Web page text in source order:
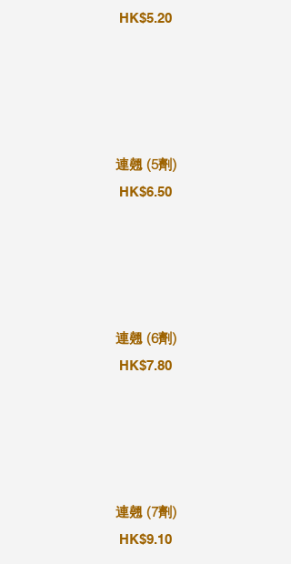
HK$5.20
連翹 (5劑)
HK$6.50
連翹 (6劑)
HK$7.80
連翹 (7劑)
HK$9.10